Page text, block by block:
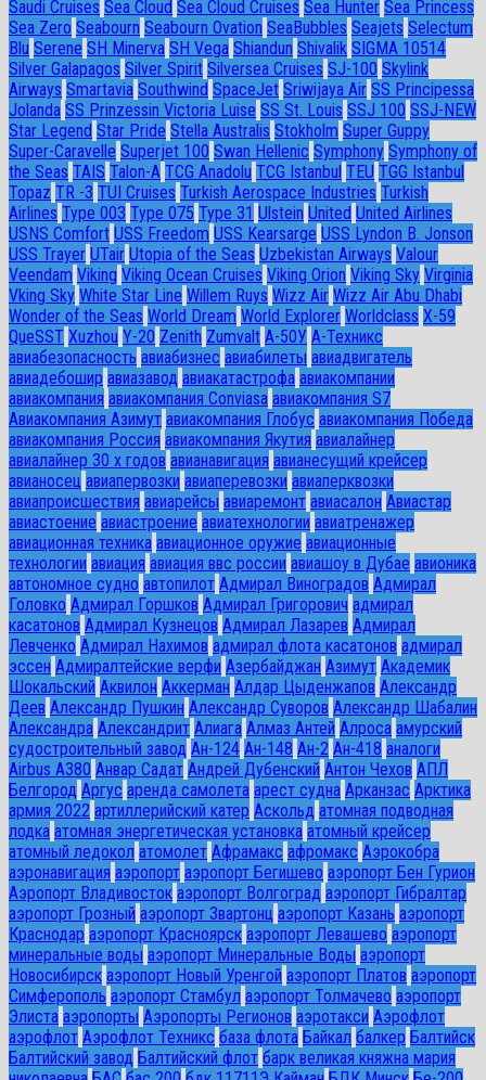
Saudi Cruises Sea Cloud Sea Cloud Cruises Sea Hunter Sea Princess
Sea Zero Seabourn Seabourn Ovation SeaBubbles Seajets Selectum
Blu Serene SH Minerva SH Vega Shiandun Shivalik SIGMA 10514
Silver Galapagos Silver Spirit Silversea Cruises SJ-100 Skylink
Airways Smartavia Southwind SpaceJet Sriwijaya Air SS Principessa
Jolanda SS Prinzessin Victoria Luise SS St. Louis SSJ 100 SSJ-NEW
Star Legend Star Pride Stella Australis Stokholm Super Guppy
Super-Caravelle Superjet 100 Swan Hellenic Symphony Symphony of
the Seas TAIS Talon-A TCG Anadolu TCG Istanbul TEU TGG Istanbul
Topaz TR -3 TUI Cruises Turkish Aerospace Industries Turkish
Airlines Type 003 Type 075 Type 31 Ulstein United United Airlines
USNS Comfort USS Freedom USS Kearsarge USS Lyndon B. Jonson
USS Trayer UTair Utopia of the Seas Uzbekistan Airways Valour
Veendam Viking Viking Ocean Cruises Viking Orion Viking Sky Virginia
Vking Sky White Star Line Willem Ruys Wizz Air Wizz Air Abu Dhabi
Wonder of the Seas World Dream World Explorer Worldclass X-59
QueSST Xuzhou Y-20 Zenith Zumvalt А-50У А-Техникс
авиабезопасность авиабизнес авиабилеты авиадвигатель
авиадебошир авиазавод авиакатастрофа авиакомпании
авиакомпания авиакомпания Conviasa авиакомпания S7
Авиакомпания Азимут авиакомпания Глобус авиакомпания Победа
авиакомпания Россия авиакомпания Якутия авиалайнер
авиалайнер 30 х годов авианавигация авианесущий крейсер
авианосец авиапервозки авиаперевозки авиаперквозки
авиапроисшествия авиарейсы авиаремонт авиасалон Авиастар
авиастоение авиастроение авиатехнологии авиатренажер
авиационная техника авиационное оружие авиационные
технологии авиация авиация ввс россии авиашоу в Дубае авионика
автономное судно автопилот Адмирал Виноградов Адмирал
Головко Адмирал Горшков Адмирал Григорович адмирал
касатонов Адмирал Кузнецов Адмирал Лазарев Адмирал
Левченко Адмирал Нахимов адмирал флота касатонов адмирал
эссен Адмиралтейские верфи Азербайджан Азимут Академик
Шокальский Аквилон Аккерман Алдар Цыденжапов Александр
Деев Александр Пушкин Александр Суворов Александр Шабалин
Александра Александрит Алиага Алмаз Антей Алроса амурский
судостроительный завод Ан-124 Ан-148 Ан-2 Ан-418 аналоги
Airbus A380 Анвар Садат Андрей Дубенский Антон Чехов АПЛ
Белгород Аргус аренда самолета арест судна Арканзас Арктика
армия 2022 артиллерийский катер Аскольд атомная подводная
лодка атомная энергетическая установка атомный крейсер
атомный ледокол атомолет Афрамакс афромакс Аэрокобра
аэронавигация аэропорт аэропорт Бегишево аэропорт Бен Гурион
Аэропорт Владивосток аэропорт Волгоград аэропорт Гибралтар
аэропорт Грозный аэропорт Звартонц аэропорт Казань аэропорт
Краснодар аэропорт Красноярск аэропорт Левашево аэропорт
минеральные воды аэропорт Минеральные Воды аэропорт
Новосибирск аэропорт Новый Уренгой аэропорт Платов аэропорт
Симферополь аэропорт Стамбул аэропорт Толмачево аэропорт
Элиста аэропорты Аэропорты Регионов аэротакси Аэрофлот
аэрофлот Аэрофлот Техникс база флота Байкал балкер Балтийск
Балтийский завод Балтийский флот барк великая княжна мария